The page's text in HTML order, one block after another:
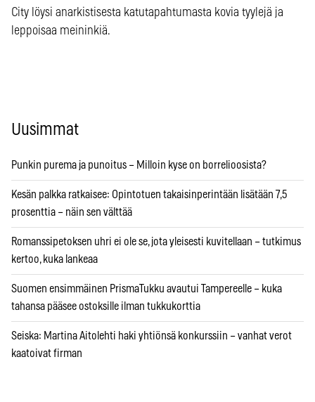
City löysi anarkistisesta katutapahtumasta kovia tyylejä ja
leppoisaa meininkiä.
Uusimmat
Punkin purema ja punoitus – Milloin kyse on borrelioosista?
Kesän palkka ratkaisee: Opintotuen takaisinperintään lisätään 7,5
prosenttia – näin sen välttää
Romanssipetoksen uhri ei ole se, jota yleisesti kuvitellaan – tutkimus
kertoo, kuka lankeaa
Suomen ensimmäinen PrismaTukku avautui Tampereelle – kuka
tahansa pääsee ostoksille ilman tukkukorttia
Seiska: Martina Aitolehti haki yhtiönsä konkurssiin – vanhat verot
kaatoivat firman